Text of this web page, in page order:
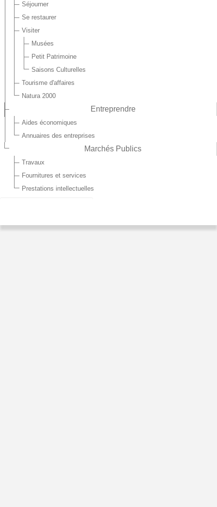
Séjourner
Se restaurer
Visiter
Musées
Petit Patrimoine
Saisons Culturelles
Tourisme d'affaires
Natura 2000
Entreprendre
Aides économiques
Annuaires des entreprises
Marchés Publics
Travaux
Fournitures et services
Prestations intellectuelles